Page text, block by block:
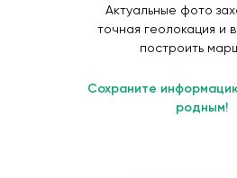
Актуальные фото
точная геолокация и
построить
Сохраните
родным!